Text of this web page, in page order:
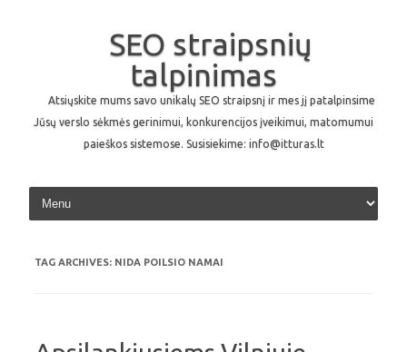
SEO straipsnių
talpinimas
Atsiųskite mums savo unikalų SEO straipsnį ir mes jį patalpinsime
Jūsų verslo sėkmės gerinimui, konkurencijos įveikimui, matomumui
paieškos sistemose. Susisiekime: info@itturas.lt
Skip to content
TAG ARCHIVES: NIDA POILSIO NAMAI